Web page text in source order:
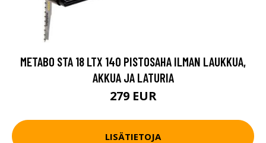
METABO STA 18 LTX 140 PISTOSAHA ILMAN LAUKKUA,
AKKUA JA LATURIA
279 EUR
LISÄTIETOJA